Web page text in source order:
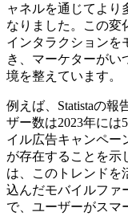
ャネルを通じてより
なりました。この変
インタラクションを
き、マーケターがい
境を整えています。
例えば、Statistaの
ザー数は2023年には
イル広告キャンペー
が存在することを示
は、このトレンドを
込んだモバイルファ
で、ユーザーがスマ